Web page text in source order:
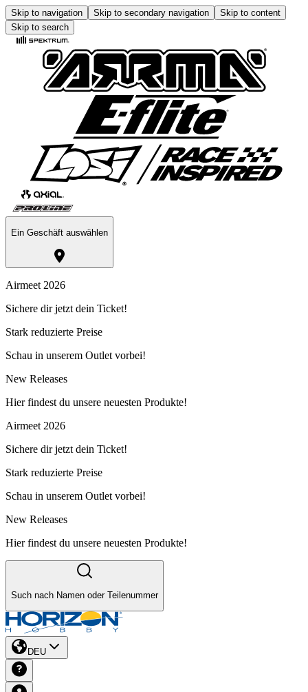
Skip to navigation Skip to secondary navigation
Skip to content
Skip to search
Ein Geschäft auswählen
Airmeet 2026
Sichere dir jetzt dein Ticket!
Stark reduzierte Preise
Schau in unserem Outlet vorbei!
New Releases
Hier findest du unsere neuesten Produkte!
Airmeet 2026
Sichere dir jetzt dein Ticket!
Stark reduzierte Preise
Schau in unserem Outlet vorbei!
New Releases
Hier findest du unsere neuesten Produkte!
Such nach Namen oder Teilenummer
DEU